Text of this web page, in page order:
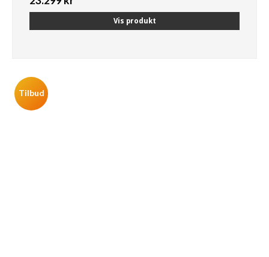
Vis produkt
Tilbud